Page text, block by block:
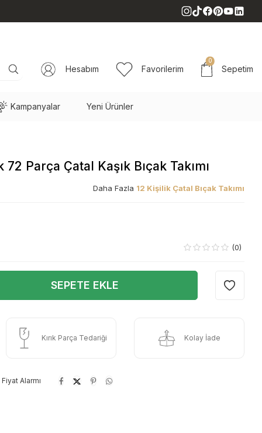
Hesabım Favorilerim
0
Sepetim
Kampanyalar Yeni Ürünler
Parça Çatal Kaşık Bıçak Takımı
Daha Fazla 12 Kişilik Çatal Bıçak Takımı
(0)
SEPETE EKLE
Kırık Parça Tedariği Kolay İade
Fiyat Alarmı